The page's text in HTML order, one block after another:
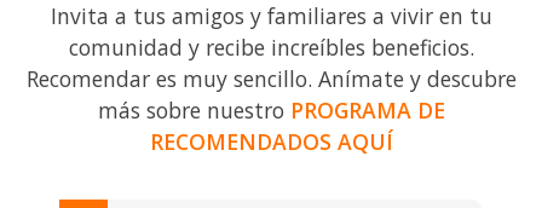
Invita a tus amigos y familiares a vivir en tu
comunidad y recibe increíbles beneficios.
Recomendar es muy sencillo. Anímate y descubre
más sobre nuestro PROGRAMA DE
RECOMENDADOS AQUÍ